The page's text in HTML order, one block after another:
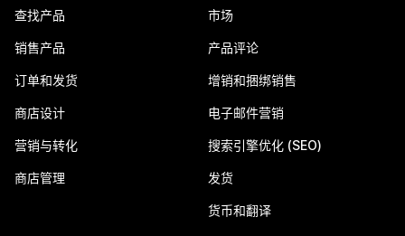
查找产品
销售产品
订单和发货
商店设计
营销与转化
商店管理
市场
产品评论
增销和捆绑销售
电子邮件营销
搜索引擎优化 (SEO)
发货
货币和翻译